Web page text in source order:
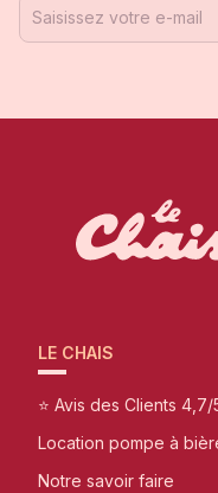
LE CHAIS
⭐ Avis des Clients 4,7/
Location pompe à
Notre savoir faire